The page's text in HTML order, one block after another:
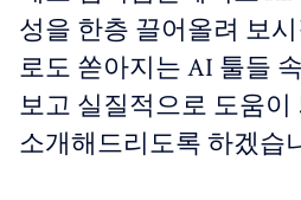
성을 한층 끌어올려 보
로도 쏟아지는 AI 툴들
보고 실질적으로 도움
소개해드리도록 하겠습